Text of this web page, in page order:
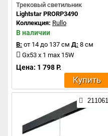
Трековый светильник
Lightstar PRORP3490
Коллекция: Rullo
В наличии
В: от 14 до 137 см Д: 8 см
Gx53 x 1 max 15W
Цена: 1 798 Р.
Купить
211061